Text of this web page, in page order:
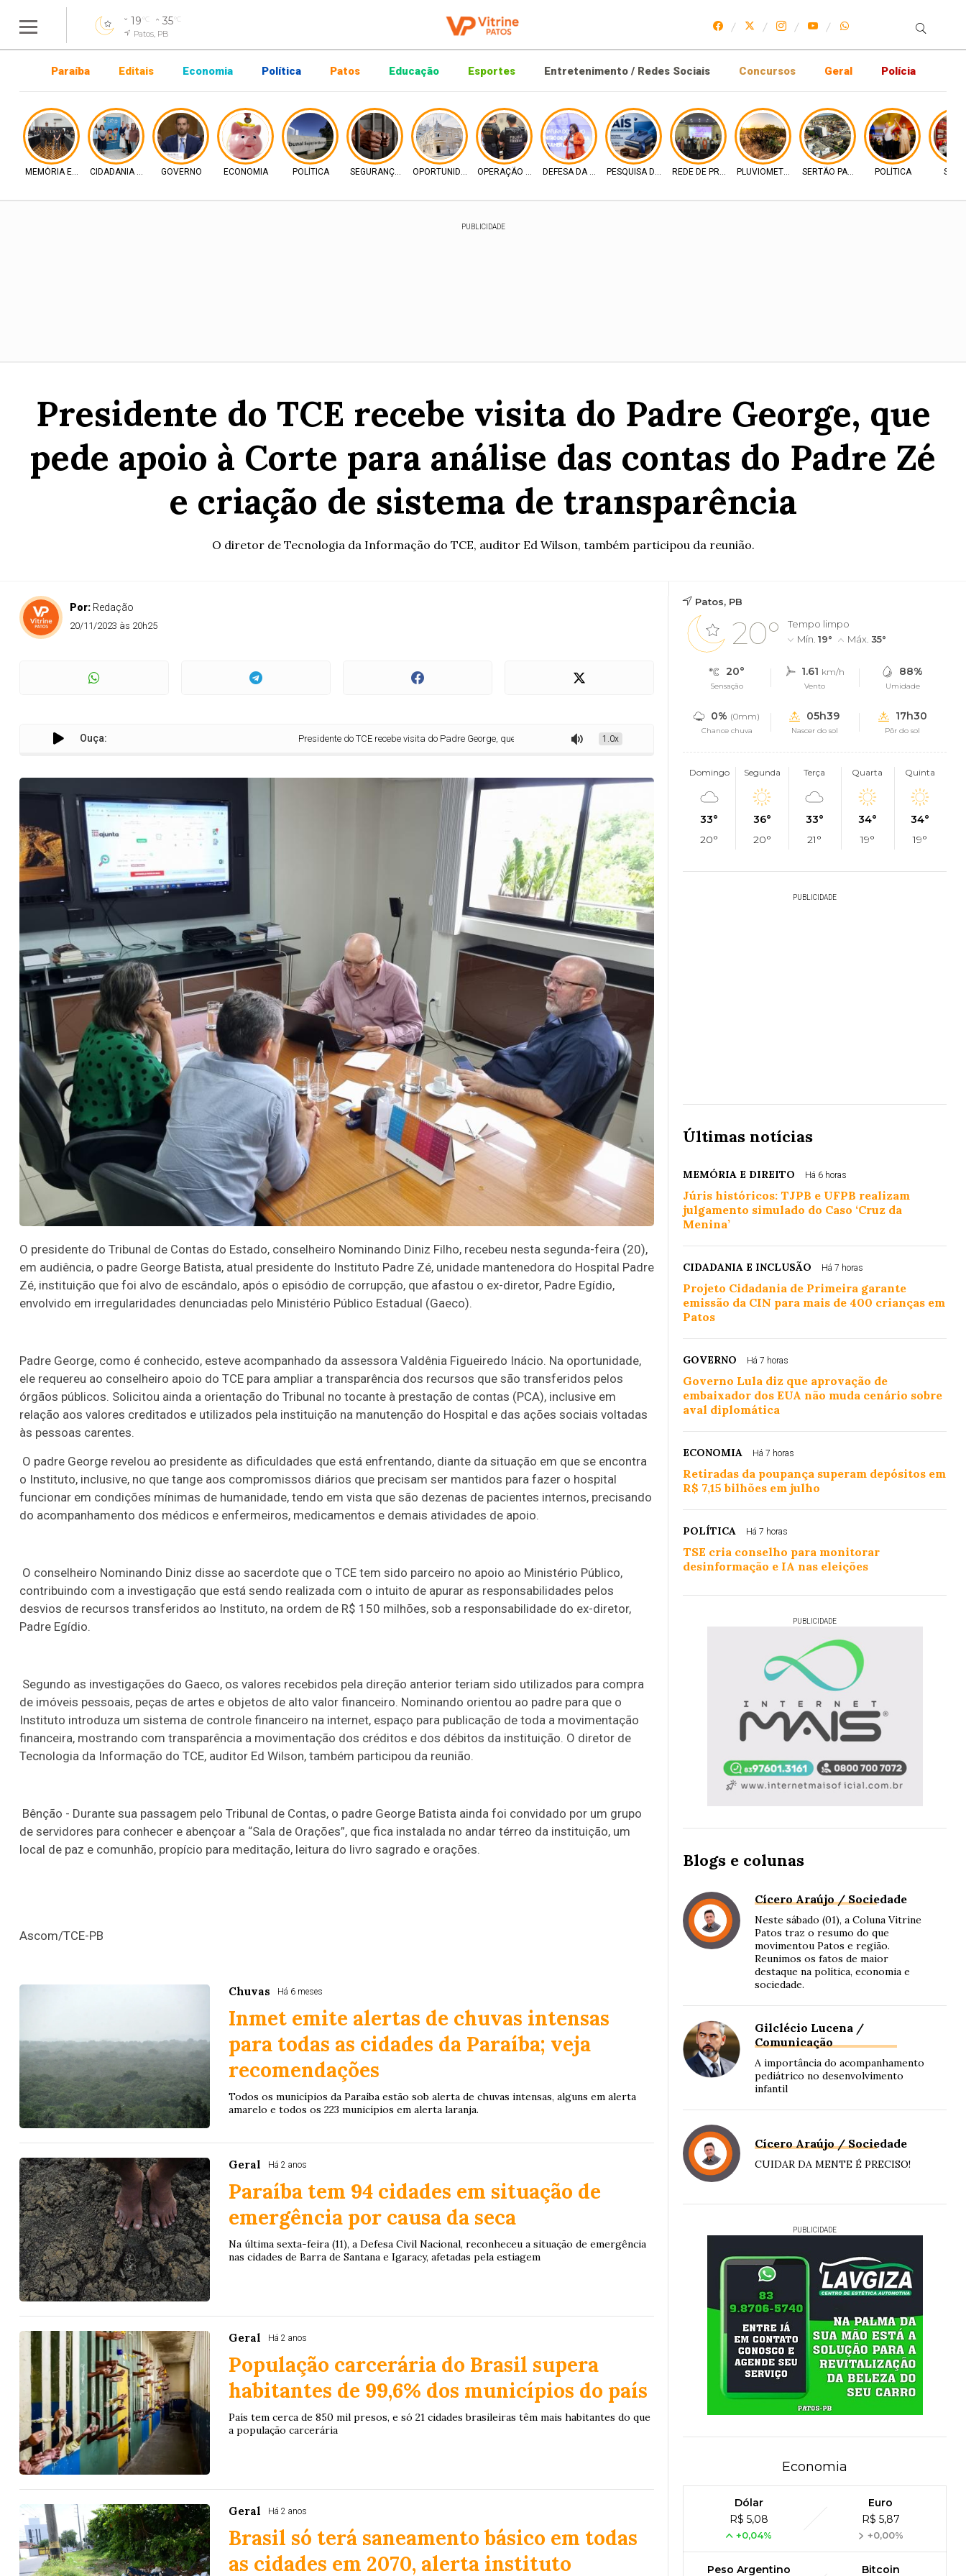
19°C 35°C
Patos, PB
Paraíba Editais Economia Política Patos Educação Esportes Entretenimento / Redes Sociais Concursos Geral Polícia
MEMÓRIA E DIREITOCIDADANIA E INCLUSÃO
GOVERNO ECONOMIA POLÍTICA SEGURANÇA PUBLICAOPORTUNIDADE DIGITAL
OPERAÇÃO PF DEFESA DA MULHERPESQUISA DE MERCADOREDE DE PROTEÇÃOPLUVIOMETRIA SERTÃO PARAIBANOPOLÍTICA
PUBLICIDADE
Presidente do TCE recebe visita do Padre George, que
pede apoio à Corte para análise das contas do Padre Zé
e criação de sistema de transparência
O diretor de Tecnologia da Informação do TCE, auditor Ed Wilson, também participou da reunião.
Por: Redação
20/11/2023 às 20h25
Ouça: Presidente do TCE recebe visita do Padre George, que pede apoio à Corte para análise das contas do Padre Zé e criação de sistema de transparência
1.0x
O presidente do Tribunal de Contas do Estado, conselheiro Nominando Diniz Filho, recebeu nesta segunda-feira (20),
em audiência, o padre George Batista, atual presidente do Instituto Padre Zé, unidade mantenedora do Hospital Padre
Zé, instituição que foi alvo de escândalo, após o episódio de corrupção, que afastou o ex-diretor, Padre Egídio,
envolvido em irregularidades denunciadas pelo Ministério Público Estadual (Gaeco).
Padre George, como é conhecido, esteve acompanhado da assessora Valdênia Figueiredo Inácio. Na oportunidade,
ele requereu ao conselheiro apoio do TCE para ampliar a transparência dos recursos que são transferidos pelos
órgãos públicos. Solicitou ainda a orientação do Tribunal no tocante à prestação de contas (PCA), inclusive em
relação aos valores creditados e utilizados pela instituição na manutenção do Hospital e das ações sociais voltadas
às pessoas carentes.
O padre George revelou ao presidente as dificuldades que está enfrentando, diante da situação em que se encontra
o Instituto, inclusive, no que tange aos compromissos diários que precisam ser mantidos para fazer o hospital
funcionar em condições mínimas de humanidade, tendo em vista que são dezenas de pacientes internos, precisando
do acompanhamento dos médicos e enfermeiros, medicamentos e demais atividades de apoio.
O conselheiro Nominando Diniz disse ao sacerdote que o TCE tem sido parceiro no apoio ao Ministério Público,
contribuindo com a investigação que está sendo realizada com o intuito de apurar as responsabilidades pelos
desvios de recursos transferidos ao Instituto, na ordem de R$ 150 milhões, sob a responsabilidade do ex-diretor,
Padre Egídio.
Segundo as investigações do Gaeco, os valores recebidos pela direção anterior teriam sido utilizados para compra
de imóveis pessoais, peças de artes e objetos de alto valor financeiro. Nominando orientou ao padre para que o
Instituto introduza um sistema de controle financeiro na internet, espaço para publicação de toda a movimentação
financeira, mostrando com transparência a movimentação dos créditos e dos débitos da instituição. O diretor de
Tecnologia da Informação do TCE, auditor Ed Wilson, também participou da reunião.
Bênção - Durante sua passagem pelo Tribunal de Contas, o padre George Batista ainda foi convidado por um grupo
de servidores para conhecer e abençoar a “Sala de Orações”, que fica instalada no andar térreo da instituição, um
local de paz e comunhão, propício para meditação, leitura do livro sagrado e orações.
Ascom/TCE-PB
Chuvas Há 6 meses
Inmet emite alertas de chuvas intensas
para todas as cidades da Paraíba; veja
recomendações
Todos os municípios da Paraíba estão sob alerta de chuvas intensas, alguns em alerta
amarelo e todos os 223 municípios em alerta laranja.
Geral Há 2 anos
Paraíba tem 94 cidades em situação de
emergência por causa da seca
Na última sexta-feira (11), a Defesa Civil Nacional, reconheceu a situação de emergência
nas cidades de Barra de Santana e Igaracy, afetadas pela estiagem
Geral Há 2 anos
População carcerária do Brasil supera
habitantes de 99,6% dos municípios do país
País tem cerca de 850 mil presos, e só 21 cidades brasileiras têm mais habitantes do que
a população carcerária
Geral Há 2 anos
Brasil só terá saneamento básico em todas
as cidades em 2070, alerta instituto
Patos, PB
20°
Tempo limpo
Mín. 19° Máx. 35°
20°
Sensação
1.61 km/h
Vento
88%
Umidade
0% (0mm)
Chance chuva
05h39
Nascer do sol
17h30
Pôr do sol
Domingo
33°
20°
Segunda
36°
20°
Terça
33°
21°
Quarta
34°
19°
Quinta
34°
19°
PUBLICIDADE
Últimas notícias
MEMÓRIA E DIREITO Há 6 horas
Júris históricos: TJPB e UFPB realizam
julgamento simulado do Caso ‘Cruz da
Menina’
CIDADANIA E INCLUSÃO Há 7 horas
Projeto Cidadania de Primeira garante
emissão da CIN para mais de 400 crianças em
Patos
GOVERNO Há 7 horas
Governo Lula diz que aprovação de
embaixador dos EUA não muda cenário sobre
aval diplomática
ECONOMIA Há 7 horas
Retiradas da poupança superam depósitos em
R$ 7,15 bilhões em julho
POLÍTICA Há 7 horas
TSE cria conselho para monitorar
desinformação e IA nas eleições
PUBLICIDADE
Blogs e colunas
Cícero Araújo / Sociedade
Neste sábado (01), a Coluna Vitrine
Patos traz o resumo do que
movimentou Patos e região.
Reunimos os fatos de maior
destaque na política, economia e
sociedade.
Gilclécio Lucena /
Comunicação
A importância do acompanhamento
pediátrico no desenvolvimento
infantil
Cícero Araújo / Sociedade
CUIDAR DA MENTE É PRECISO!
PUBLICIDADE
Economia
Dólar
R$ 5,08
+0,04%
Euro
R$ 5,87
+0,00%
Peso Argentino Bitcoin